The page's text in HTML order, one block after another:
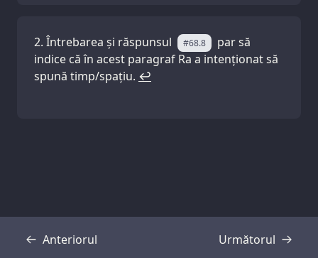
Întrebarea și răspunsul #68.8
par să
indice că în acest paragraf Ra a intenționat să
spună timp/spațiu. ↩
Anteriorul
Transcriere Următorul
Transcriere